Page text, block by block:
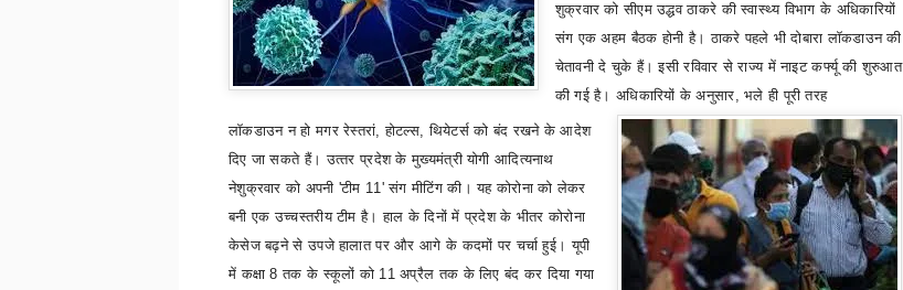
शुक्रवार को सीएम उद्धव ठाकरे की स्‍वास्‍थ्‍य विभाग के अधिकारियों
संग एक अहम बैठक होनी है। ठाकरे पहले भी दोबारा लॉकडाउन की
चेतावनी दे चुके हैं। इसी रविवार से राज्‍य में नाइट कर्फ्यू की शुरुआत
की गई है। अधिकारियों के अनुसार,भले ही पूरी तरह
लॉकडाउन न हो मगर रेस्‍तरां ,होटल्‍स ,थियेटर्स को बंद रखने के आदेश
दिए जा सकते हैं। उत्‍तर प्रदेश के मुख्‍यमंत्री योगी आदित्‍यनाथ
नेशुक्रवार को अपनी 'टीम 11 'संग मीटिंग की। यह कोरोना को लेकर
बनी एक उच्‍चस्‍तरीय टीम है। हाल के दिनों में प्रदेश के भीतर कोरोना
केसेज बढ़ने से उपजे हालात पर और आगे के कदमों पर चर्चा हुई। यूपी
में कक्षा 8 तक के स्‍कूलों को 11 अप्रैल तक के लिए बंद कर दिया गया